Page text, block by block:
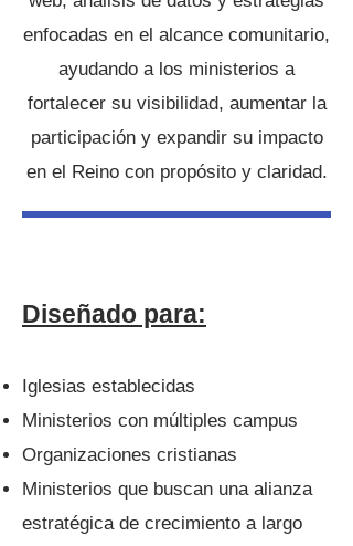
enfocadas en el alcance comunitario,
ayudando a los ministerios a
fortalecer su visibilidad, aumentar la
participación y expandir su impacto
en el Reino con propósito y claridad.
Diseñado para:
Iglesias establecidas
Ministerios con múltiples campus
Organizaciones cristianas
Ministerios que buscan una alianza
estratégica de crecimiento a largo